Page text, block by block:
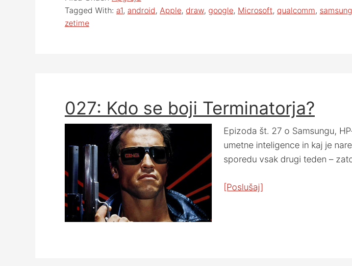
Tagged With: a1, android, Apple, draw, google, Microsoft, qualcomm, samsung
zetime
027: Kdo se boji Terminatorja?
Epizoda št. 27 o Samsungu,
umetne inteligence in kaj je
sporedu vsak drugi teden –
[Poslušaj]